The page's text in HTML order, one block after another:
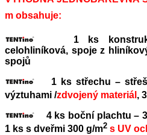
m obsahuje:
1 ks konstrukci
celohliníková, spoje z
spojů
1 ks střechu –
výztuhami /zdvojený materiál ,
4 ks boční plachtu –
1 ks s dveřmi 300 g/m2 s UV